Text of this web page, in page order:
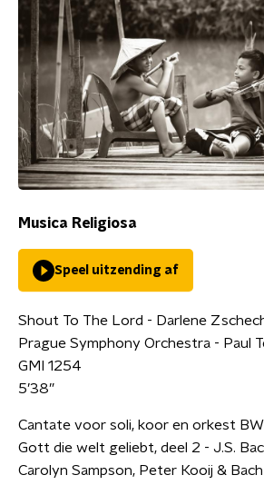
Musica Religiosa
Speel uitzending af
Shout To The Lord - Darlene
Prague Symphony Orchestra - Paul
GMI 1254
5’38”
Cantate voor soli, koor en orkest
Gott die welt geliebt, deel 2 - J.S.
Carolyn Sampson, Peter Kooij &